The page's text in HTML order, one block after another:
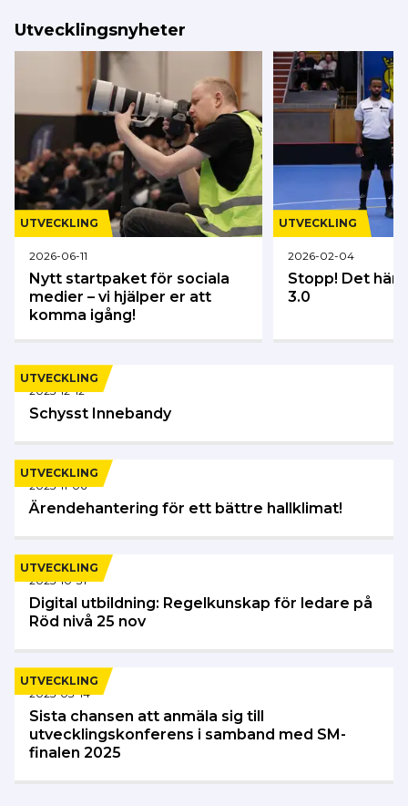
Utvecklingsnyheter
UTVECKLING
2026-06-11
Nytt startpaket för sociala
medier – vi hjälper er att
komma igång!
UTVECKLING
2026-02-04
Stopp! Det här
3.0
UTVECKLING
2025-12-12
Schysst Innebandy
UTVECKLING
2025-11-06
Ärendehantering för ett bättre hallklimat!
UTVECKLING
2025-10-31
Digital utbildning: Regelkunskap för ledare på
Röd nivå 25 nov
UTVECKLING
2025-03-14
Sista chansen att anmäla sig till
utvecklingskonferens i samband med SM-
finalen 2025